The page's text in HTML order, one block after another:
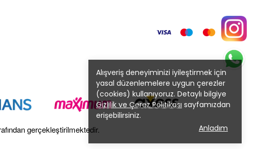
Alışveriş deneyiminizi iyileştirmek için
yasal düzenlemelere uygun çerezler
(cookies) kullanıyoruz. Detaylı bilgiye
Gizlilik ve Çerez Politikası sayfamızdan
erişebilirsiniz.
Anladım
gerçekleştirilmektedir.